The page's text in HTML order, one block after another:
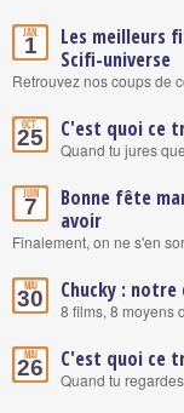
Jan.
1
Les meilleurs
Scifi-universe
Retrouvez nos coups de
Oct.
25 C'est quoi ce
Quand tu jures
Juin
7
Bonne fête
avoir
Finalement, on ne s'en
Mai
30 Chucky :
8 films, 8 moyens
Mai
26 C'est quoi ce
Quand tu